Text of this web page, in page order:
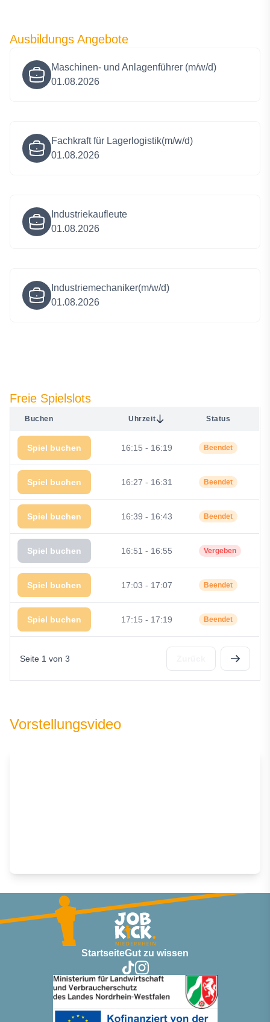
Ausbildungs Angebote
Maschinen- und Anlagenführer (m/w/d)
01.08.2026
Fachkraft für Lagerlogistik(m/w/d)
01.08.2026
Industriekaufleute
01.08.2026
Industriemechaniker(m/w/d)
01.08.2026
Freie Spielslots
Buchen Uhrzeit Status
Spiel buchen 16:15 - 16:19 Beendet
Spiel buchen 16:27 - 16:31 Beendet
Spiel buchen 16:39 - 16:43 Beendet
Spiel buchen 16:51 - 16:55 Vergeben
Spiel buchen 17:03 - 17:07 Beendet
Spiel buchen 17:15 - 17:19 Beendet
Seite 1 von 3
Vorstellungsvideo
StartseiteGut zu wissen